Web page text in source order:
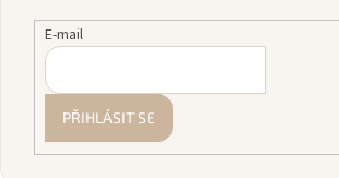
E-mail
PŘIHLÁSIT SE